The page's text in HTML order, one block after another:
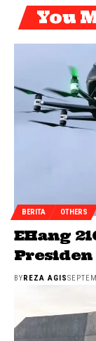
You
BERITA OTHERS
EHang
BYREZA AGIS